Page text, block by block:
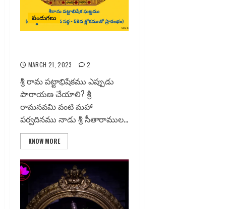
పండుగలు
MARCH 21, 2023 2
శ్రీ రామ పట్టాభిషేకము ఎప్పుడు
పారాయణ చేయాలి? శ్రీ
రామనవమి వంటి మహా
పర్వదినము నాడు శ్రీ సీతారాముల...
KNOW MORE